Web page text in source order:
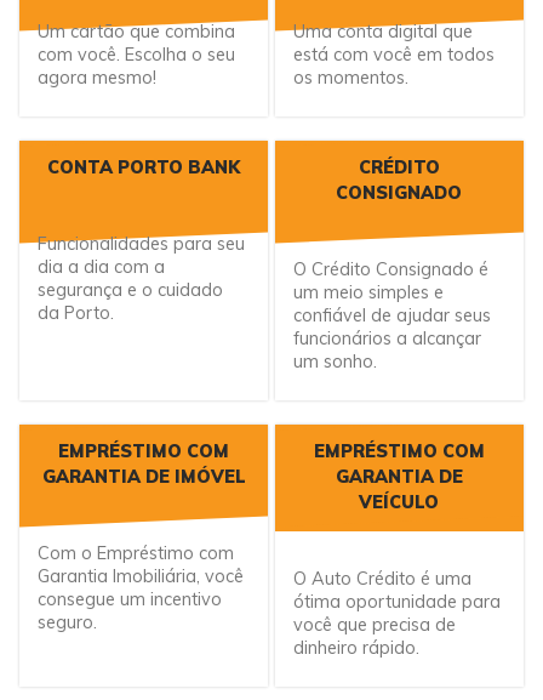
Um cartão que combina
com você. Escolha o seu
agora mesmo!
Uma conta digital que
está com você em todos
os momentos.
CONTA PORTO BANK
Funcionalidades para seu
dia a dia com a
segurança e o cuidado
da Porto.
CRÉDITO
CONSIGNADO
O Crédito Consignado é
um meio simples e
confiável de ajudar seus
funcionários a alcançar
um sonho.
EMPRÉSTIMO COM
GARANTIA DE IMÓVEL
Com o Empréstimo com
Garantia Imobiliária, você
consegue um incentivo
seguro.
EMPRÉSTIMO COM
GARANTIA DE
VEÍCULO
O Auto Crédito é uma
ótima oportunidade para
você que precisa de
dinheiro rápido.